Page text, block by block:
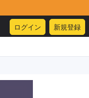
ログイン 新規登録